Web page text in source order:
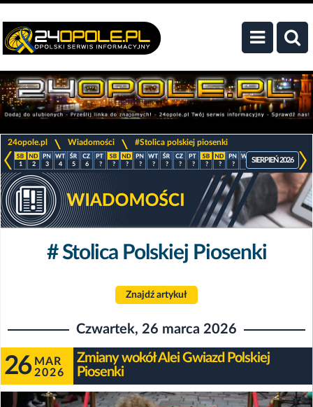
24opole.pl Wiadomości #Stolica polskiej piosenki
1 2 3 4 5 6 ? ? ? ? ? ? ? ? ? ? ? ? ? ? ?
SIERPIEŃ 2026
# Stolica Polskiej Piosenki
Znajdź artykuł
Czwartek, 26 marca 2026
26 MAR
2026
Zmiany wokół Alei Gwiazd Polskiej
Piosenki